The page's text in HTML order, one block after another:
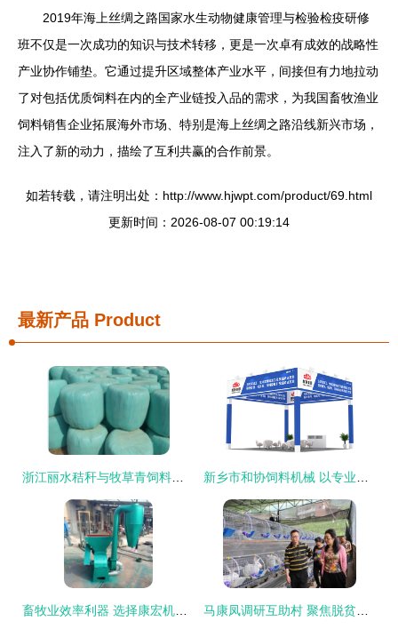
2019年海上丝绸之路国家水生动物健康管理与检验检疫研修
班不仅是一次成功的知识与技术转移，更是一次卓有成效的战略性
产业协作铺垫。它通过提升区域整体产业水平，间接但有力地拉动
了对包括优质饲料在内的全产业链投入品的需求，为我国畜牧渔业
饲料销售企业拓展海外市场、特别是海上丝绸之路沿线新兴市场，
注入了新的动力，描绘了互利共赢的合作前景。
如若转载，请注明出处：http://www.hjwpt.com/product/69.html
更新时间：2026-08-07 00:19:14
最新产品 Product